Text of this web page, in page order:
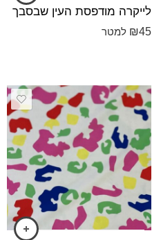
לייקרה מודפסת העין שבסבך
₪45 למטר